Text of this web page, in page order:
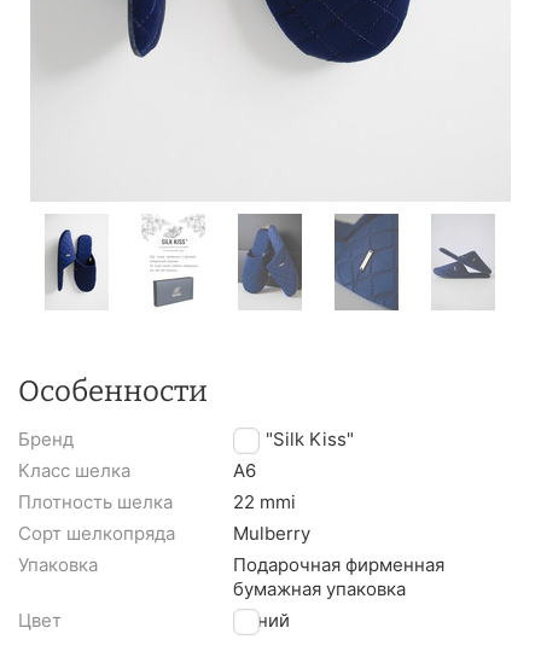
Особенности
Бренд
TM "Silk Kiss"
Класс шелка
A6
Плотность шелка
22 mmi
Сорт шелкопряда
Mulberry
Упаковка
Подарочная фирменная
бумажная упаковка
Цвет
Синий